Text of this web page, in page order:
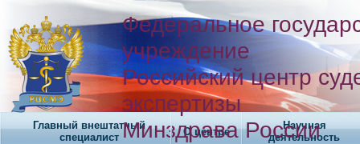
Федеральное
учреждение
Российский центр
экспертизы
Минздрава России
Главный внештатный
специалист
О центре
Научная
деятельность